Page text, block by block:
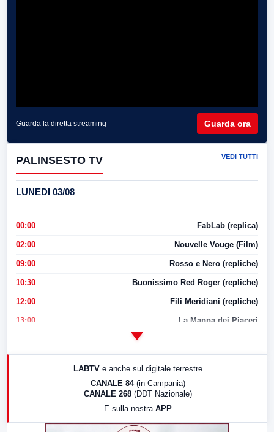
Guarda la diretta streaming Guarda ora
PALINSESTO TV VEDI TUTTI
LUNEDI 03/08
00:00 FabLab (replica)
02:00 Nouvelle Vouge (Film)
09:00 Rosso e Nero (repliche)
10:30 Buonissimo Red Roger (repliche)
12:00 Fili Meridiani (repliche)
13:00 La Mappa dei Piaceri
LABTV e anche sul digitale terrestre
CANALE 84 (in Campania)
CANALE 268 (DDT Nazionale)
E sulla nostra APP